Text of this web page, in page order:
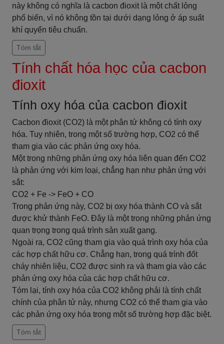
này không có nghĩa là cacbon đioxit là một chất lỏng
phổ biến, vì nó không tồn tại dưới dạng lỏng ở áp suất
khí quyển tiêu chuẩn.
Tóm tắt
Tính chất hóa học của cacbon
đioxit
Tính oxy hóa của cacbon đioxit
Cacbon đioxit (CO2) là một phân tử không có tính oxy
hóa. Tuy nhiên, trong một số trường hợp, CO2 có thể
tham gia vào các phản ứng oxy hóa.
Một trong những phản ứng oxy hóa liên quan đến CO2
là phản ứng với kim loại, chẳng hạn như phản ứng với
sắt:
CO2 + Fe -> FeO + CO
Trong phản ứng này, CO2 bị oxy hóa thành CO và sắt
được khử thành FeO. Đây là một trong những phản ứng
quan trọng trong quá trình sản xuất gang.
Ngoài ra, CO2 cũng tham gia vào quá trình oxy hóa của
các hợp chất hữu cơ. Chẳng hạn, trong quá trình đốt
cháy nhiên liệu, CO2 được sinh ra và tham gia vào các
phản ứng oxy hóa của các hợp chất hữu cơ.
Tóm lại, tính oxy hóa của CO2 không phải là tính chất
chính của phân tử này, nhưng CO2 có thể tham gia vào
các phản ứng oxy hóa trong một số trường hợp đặc biệt.
Tóm tắt